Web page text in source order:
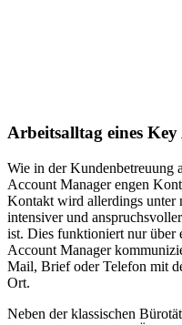
Arbeitsalltag eines
Wie in der Kundenbetreuung
Account Manager engen
Kontakt wird allerdings unter
intensiver und
ist. Dies funktioniert nur über
Account Manager
Mail, Brief oder Telefon mit
Ort.
Neben der klassischen